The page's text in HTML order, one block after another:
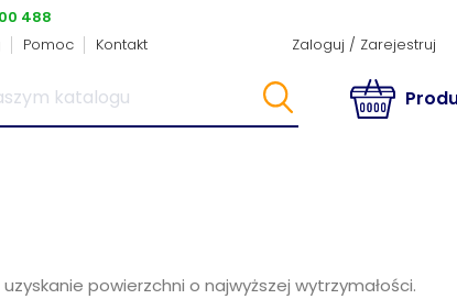
Pomoc Kontakt
488
Zaloguj / Zarejestruj
powierzchni o najwyższej wytrzymałości.